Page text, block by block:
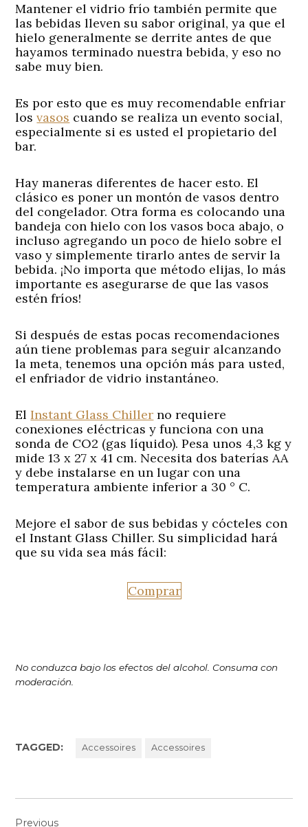
Mantener el vidrio frío también permite que
las bebidas lleven su sabor original, ya que el
hielo generalmente se derrite antes de que
hayamos terminado nuestra bebida, y eso no
sabe muy bien.
Es por esto que es muy recomendable enfriar
losvasos cuando se realiza un evento social,
especialmente si es usted el propietario del
bar.
Hay maneras diferentes de hacer esto. El
clásico es poner un montón de vasos dentro
del congelador. Otra forma es colocando una
bandeja con hielo con los vasos boca abajo, o
incluso agregando un poco de hielo sobre el
vaso y simplemente tirarlo antes de servir la
bebida. ¡No importa que método elijas, lo más
importante es asegurarse de que las vasos
estén fríos!
Si después de estas pocas recomendaciones
aún tiene problemas para seguir alcanzando
la meta, tenemos una opción más para usted,
el enfriador de vidrio instantáneo.
ElInstant Glass Chiller no requiere
conexiones eléctricas y funciona con una
sonda de CO2 (gas líquido). Pesa unos 4,3 kg y
mide 13 x 27 x 41 cm. Necesita dos baterías AA
y debe instalarse en un lugar con una
temperatura ambiente inferior a 30 ° C.
Mejore el sabor de sus bebidas y cócteles con
el Instant Glass Chiller. Su simplicidad hará
que su vida sea más fácil:
Comprar
No conduzca bajo los efectos del alcohol. Consuma con
moderación.
TAGGED: Accessoires Accessoires
Previous